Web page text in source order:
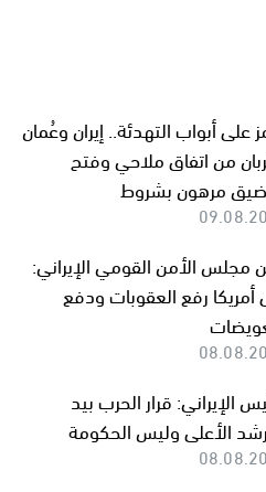
على أبواب التهدئة.. إيران وعُمان
من اتفاق ملاحي وفتح
مرهون بشروط
مجلس الأمن القومي الإيراني:
أمريكا رفع العقوبات ودفع
الإيراني: قرار الحرب بيد
الأعلى وليس الحكومة